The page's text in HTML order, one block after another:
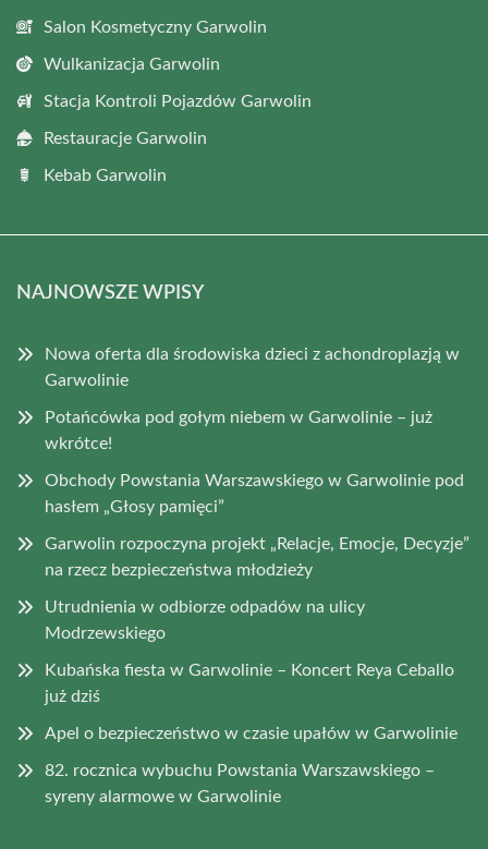
Salon Kosmetyczny Garwolin
Wulkanizacja Garwolin
Stacja Kontroli Pojazdów Garwolin
Restauracje Garwolin
Kebab Garwolin
NAJNOWSZE WPISY
Nowa oferta dla środowiska dzieci z achondroplazją w
Garwolinie
Potańcówka pod gołym niebem w Garwolinie – już
wkrótce!
Obchody Powstania Warszawskiego w Garwolinie pod
hasłem „Głosy pamięci”
Garwolin rozpoczyna projekt „Relacje, Emocje, Decyzje”
na rzecz bezpieczeństwa młodzieży
Utrudnienia w odbiorze odpadów na ulicy
Modrzewskiego
Kubańska fiesta w Garwolinie – Koncert Reya Ceballo
już dziś
Apel o bezpieczeństwo w czasie upałów w Garwolinie
82. rocznica wybuchu Powstania Warszawskiego –
syreny alarmowe w Garwolinie